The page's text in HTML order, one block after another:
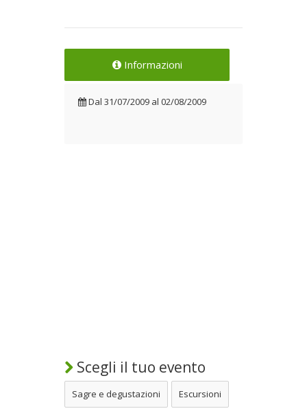
Informazioni
Dal 31/07/2009 al 02/08/2009
Scegli il tuo evento
Sagre e degustazioni Escursioni